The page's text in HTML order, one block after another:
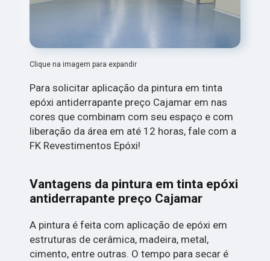
Clique na imagem para expandir
Para solicitar aplicação da pintura em tinta
epóxi antiderrapante preço Cajamar em nas
cores que combinam com seu espaço e com
liberação da área em até 12 horas, fale com a
FK Revestimentos Epóxi!
Vantagens da pintura em tinta epóxi
antiderrapante preço Cajamar
A pintura é feita com aplicação de epóxi em
estruturas de cerâmica, madeira, metal,
cimento, entre outras. O tempo para secar é